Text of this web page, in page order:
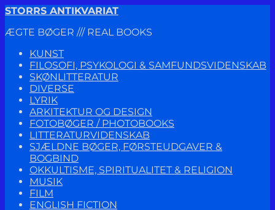
Spring
navigation
Spring
indhold
STORRS ANTIKVARIAT
ÆGTE BØGER /// REAL BOOKS
KUNST
FILOSOFI, PSYKOLOGI & SAMFUNDSVIDENSKAB
SKØNLITTERATUR
DIVERSE
LYRIK
ARKITEKTUR OG DESIGN
FOTOBØGER / PHOTOBOOKS
LITTERATURVIDENSKAB
SJÆLDNE BØGER, FØRSTEUDGAVER &
BOGBIND
OKKULTISME, SPIRITUALITET & RELIGION
MUSIK
FILM
ENGLISH FICTION